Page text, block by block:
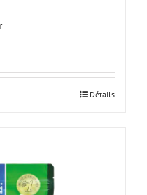
Détails